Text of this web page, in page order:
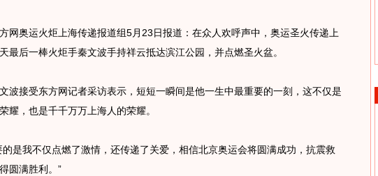
奥运火炬上海传递报道组5月23日报道：在众人欢呼声中，奥运圣火传递上
最后一棒火炬手秦文波手持祥云抵达滨江公园，并点燃圣火盆。
接受东方网记者采访表示，短短一瞬间是他一生中最重要的一刻，这不仅是
耀，也是千千万万上海人的荣耀。
的是我不仅点燃了激情，还传递了关爱，相信北京奥运会将圆满成功，抗震救
圆满胜利。”